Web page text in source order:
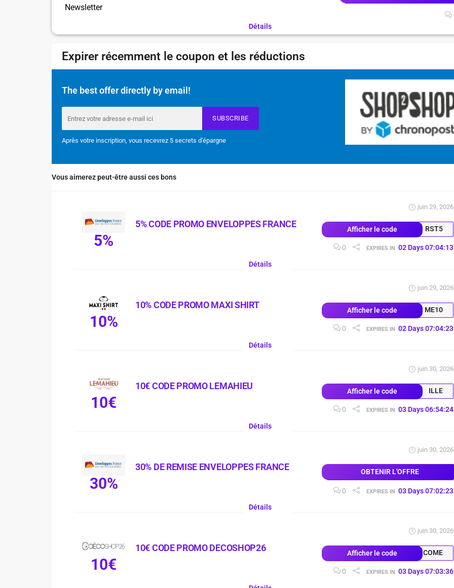
Newsletter
Détails
Expirer récemment le coupon et les réductions
The best offer directly by email!
SUBSCRIBE
Après votre inscription, vous recevrez 5 secrets d'épargne
Vous aimerez peut-être aussi ces bons
5%
5% CODE PROMO ENVELOPPES FRANCE
juin 29, 2026
Afficher le code RST5
0 EXPIRES IN 02 Days 07:04:13
Détails
10%
10% CODE PROMO MAXI SHIRT
juin 29, 2026
Afficher le code ME10
0 EXPIRES IN 02 Days 07:04:23
Détails
10€
10€ CODE PROMO LEMAHIEU
juin 30, 2026
Afficher le code ILLE
0 EXPIRES IN 03 Days 06:54:24
Détails
30%
30% DE REMISE ENVELOPPES FRANCE
juin 30, 2026
OBTENIR L'OFFRE
0 EXPIRES IN 03 Days 07:02:23
Détails
10€
10€ CODE PROMO DECOSHOP26
juin 30, 2026
Afficher le code COME
0 EXPIRES IN 03 Days 07:03:36